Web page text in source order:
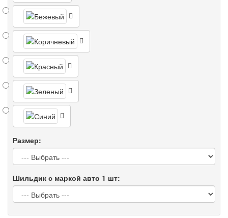
Размер:
Шильдик с маркой авто 1 шт: